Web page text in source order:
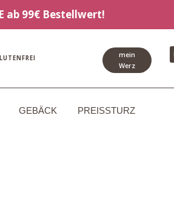
ab 99€ Bestellwert!
mein
Werz
GEBÄCK PREISSTURZ